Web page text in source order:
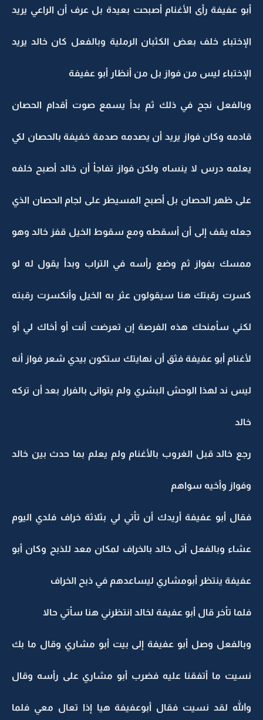
أبو عفيفة رأى الأغنام أصبحت بعيدة بل عرف أن الراعي يريد
الإختباء خلف بعض الكثبان الرملية وبالفعل كان خالد يريد
الإختباء ليس من فواز بل من أنظار أبو عفيفة
وبالفعل نجح في ذلك ثم بدأ يسمع صوت أقدام الحصان
قادمه وكان فواز يريد أن يصدمه صدمة خفيفة بالحصان لكي
يعلمه درس لا ينساه ولكن فواز تفاجأ أن خالد أصبح خلفه
على ظهر الحصان بل أصبح المسيطر على لجام الحصان الذي
جعله يقف إلى أن أسقطه ومع سقوط الخيل قفز خالد وهو
ممسك بفواز ثم وضع رأسه في التراب وبدأ يقول له لو
كسرت رقبتك هنا سيقولون عثر به الخيل وأنكسرت رقبته
لكني سأمنحك هذه الفرصة إن تعرضت أنت أو أخاك لي أو
لأغنام أبو عفيفة فثق أن نهايتك ستكون بيدي شعر فواز أنه
ليس ند لهذا الوحش البشري ولم يتوانى بالفرار بعد أن تركه
خالد
رجع خالد قبل الغروب بالأغنام ولم يعلم بما حدث بين خالد
وفواز وأخيه سواهم
فقال أبو عفيفة أريدك أن تأتي لي بثلاثة خراف فلدي اليوم
عشاء وبالفعل أتى خالد بالخراف لمكان معد للذبح وكان أبو
عفيفة ينتظر أبومشاري ليساعدهم في ذبح الخراف
فلما تأخر قال أبو عفيفة لخالد انتظرني هنا سأتي حالا
وبالفعل وصل أبو عفيفة إلى بيت أبو مشاري وقال ما بك
نسيت ما أتفقنا عليه فضرب أبو مشاري على رأسه وقال
والله لقد نسيت فقال أبوعفيفة هيا إذا تعال معي فلما